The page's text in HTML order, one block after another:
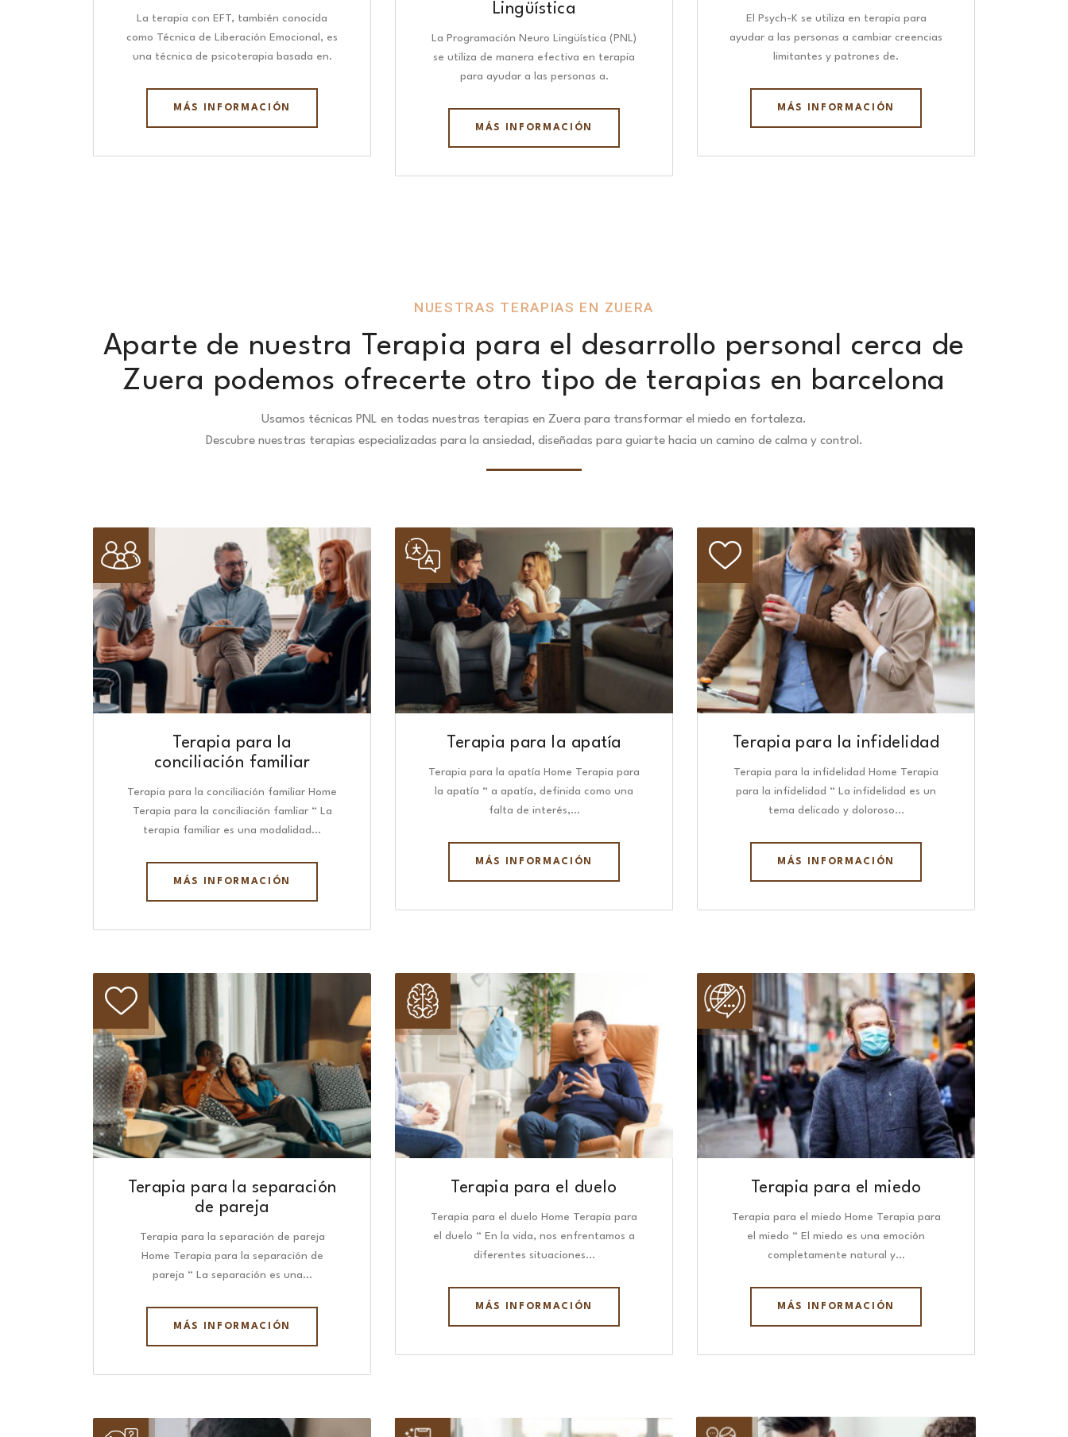
La terapia con EFT, también conocida
como Técnica de Liberación Emocional, es
una técnica de psicoterapia basada en.
MÁS INFORMACIÓN
Lingüística​
La Programación Neuro Lingüística (PNL)
se utiliza de manera efectiva en terapia
para ayudar a las personas a.
MÁS INFORMACIÓN
El Psych-K se utiliza en terapia para
ayudar a las personas a cambiar creencias
limitantes y patrones de.
MÁS INFORMACIÓN
NUESTRAS TERAPIAS EN ZUERA
Aparte de nuestra Terapia para el desarrollo personal cerca de
Zuera podemos ofrecerte otro tipo de terapias en barcelona
Usamos técnicas PNL en todas nuestras terapias en Zuera para transformar el miedo en fortaleza.
Descubre nuestras terapias especializadas para la ansiedad, diseñadas para guiarte hacia un camino de calma y control.
Terapia para la
conciliación familiar
Terapia para la conciliación familiar Home
Terapia para la conciliación famliar “ La
terapia familiar es una modalidad…
MÁS INFORMACIÓN
Terapia para la apatía
Terapia para la apatía Home Terapia para
la apatía “ a apatía, definida como una
falta de interés,…
MÁS INFORMACIÓN
Terapia para la infidelidad
Terapia para la infidelidad Home Terapia
para la infidelidad “ La infidelidad es un
tema delicado y doloroso…
MÁS INFORMACIÓN
Terapia para la separación
de pareja
Terapia para la separación de pareja
Home Terapia para la separación de
pareja “ La separación es una…
MÁS INFORMACIÓN
Terapia para el duelo
Terapia para el duelo Home Terapia para
el duelo “ En la vida, nos enfrentamos a
diferentes situaciones…
MÁS INFORMACIÓN
Terapia para el miedo
Terapia para el miedo Home Terapia para
el miedo “ El miedo es una emoción
completamente natural y…
MÁS INFORMACIÓN